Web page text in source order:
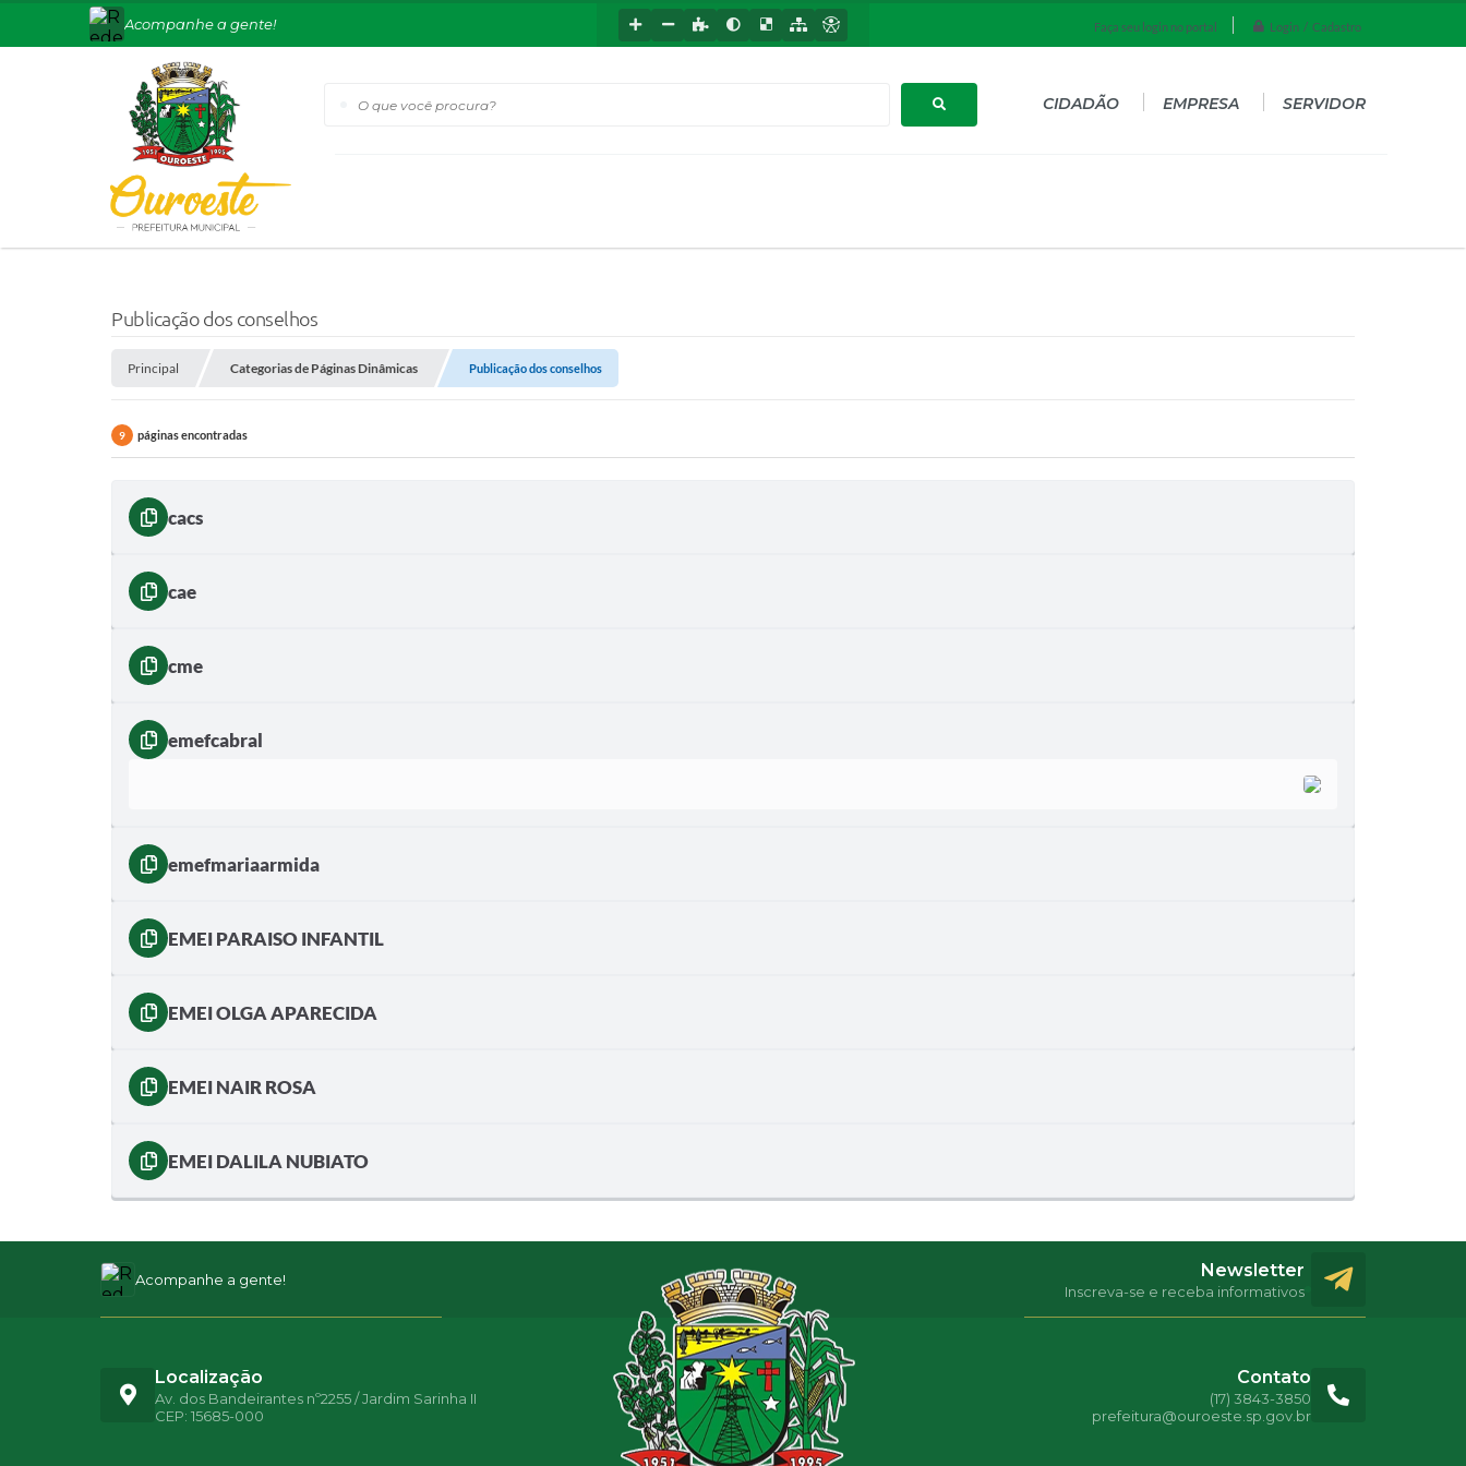
Faça seu login no portal Login / Cadastro
O que você procura?
Acompanhe a gente!
CIDADÃO EMPRESA SERVIDOR
Publicação dos conselhos
Principal Categorias de Páginas Dinâmicas Publicação dos conselhos
9 páginas encontradas
cacs
cae
cme
emefcabral
emefmariaarmida
EMEI PARAISO INFANTIL
EMEI OLGA APARECIDA
EMEI NAIR ROSA
EMEI DALILA NUBIATO
Acompanhe a gente!
Localização
Av. dos Bandeirantes nº2255 / Jardim Sarinha II
CEP: 15685-000
Contato
(17) 3843-3850
prefeitura@ouroeste.sp.gov.br
Newsletter
Inscreva-se e receba informativos